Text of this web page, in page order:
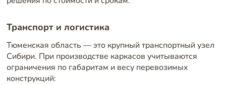
Транспорт и логистика
Тюменская область — это крупный транспортный узел
Сибири. При производстве каркасов учитываются
ограничения по габаритам и весу перевозимых
конструкций: